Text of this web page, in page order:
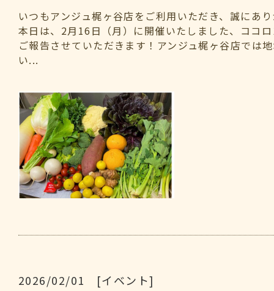
いつもアンジュ梶ヶ谷店をご利用いただき、誠にあ
本日は、2月16日（月）に開催いたしました、ココ
ご報告させていただきます！アンジュ梶ヶ谷店では
い...
2026/02/01 [イベント]